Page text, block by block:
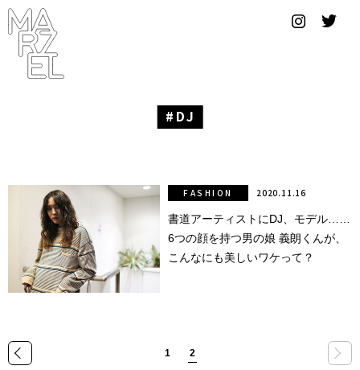
フィ
デザ
ナー
ー
ンテ
写真
DJ
書道アーティストにDJ、モデル……
6つの顔を持つ男の娘 義朗くんが、
こんなにも美しいワケって？
FASHION 2020.11.16
« 1 2 »